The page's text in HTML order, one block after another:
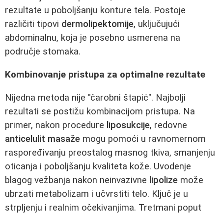
rezultate u poboljšanju konture tela. Postoje
različiti tipovi dermolipektomije, uključujući
abdominalnu, koja je posebno usmerena na
područje stomaka.
Kombinovanje pristupa za optimalne rezultate
Nijedna metoda nije "čarobni štapić". Najbolji
rezultati se postižu kombinacijom pristupa. Na
primer, nakon procedure liposukcije, redovne
anticelulit masaže mogu pomoći u ravnomernom
raspoređivanju preostalog masnog tkiva, smanjenju
oticanja i poboljšanju kvaliteta kože. Uvodenje
blagog vežbanja nakon neinvazivne lipolize može
ubrzati metabolizam i učvrstiti telo. Ključ je u
strpljenju i realnim očekivanjima. Tretmani poput